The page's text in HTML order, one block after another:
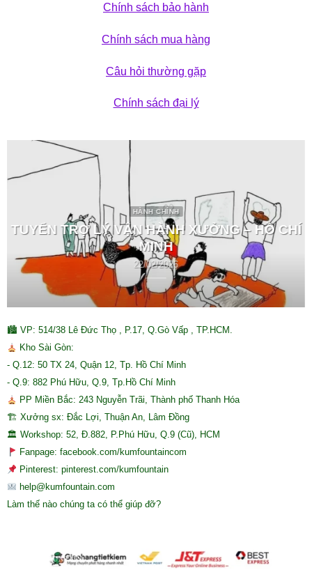
Chính sách bảo hành
Chính sách mua hàng
Câu hỏi thường gặp
Chính sách đại lý
HÀNH CHÍNH
TUYỂN TRỢ LÝ VẬN HÀNH XƯỞNG – HỒ CHÍ
MINH
22/02/2026
🏙 VP: 514/38 Lê Đức Thọ , P.17, Q.Gò Vấp , TP.HCM.
Kho Sài Gòn:
- Q.12: 50 TX 24, Quận 12, Tp. Hồ Chí Minh
- Q.9: 882 Phú Hữu, Q.9, Tp.Hồ Chí Minh
PP Miền Bắc: 243 Nguyễn Trãi, Thành phố Thanh Hóa
🏗 Xưởng sx: Đắc Lợi, Thuận An, Lâm Đồng
🏛 Workshop: 52, Đ.882, P.Phú Hữu, Q.9 (Cũ), HCM
Fanpage: facebook.com/kumfountaincom
Pinterest: pinterest.com/kumfountain
help@kumfountain.com
Làm thế nào chúng ta có thể giúp đỡ?